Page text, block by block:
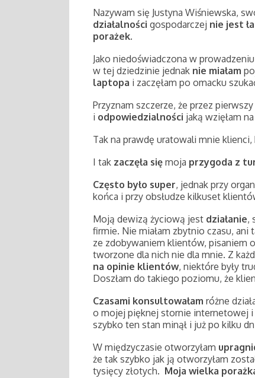
Nazywam się Justyna Wiśniewska,
działalności gospodarczej nie jest
porażek.
Jako niedoświadczona w
w tej dziedzinie jednak nie miałam
laptopa i zaczęłam po omacku
Przyznam szczerze, że przez
i odpowiedzialności jaką wzięłam
Tak na prawdę uratowali mnie
I tak zaczęła się moja przygoda z
Często było super, jednak przy
końca i przy obsłudze kilkuset
Moją dewizą życiową jest działanie,
firmie. Nie miałam zbytnio czasu,
ze zdobywaniem klientów, pisaniem
tworzone dla nich nie dla mnie. Z
na opinie klientów, niektóre były
Doszłam do takiego poziomu, że
Czasami konsultowałam różne
o mojej pięknej stornie internetowej i
szybko ten stan minął i już po kilku
W międzyczasie otworzyłam
że tak szybko jak ją otworzyłam
tysięcy złotych. Moja wielka